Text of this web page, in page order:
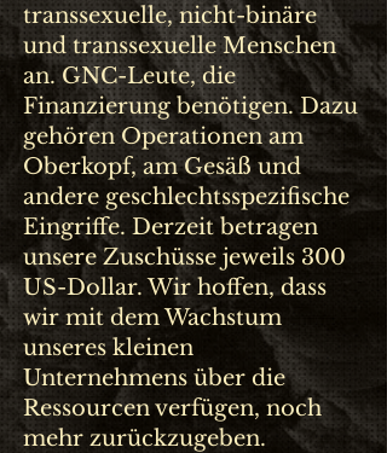
transsexuelle, nicht-binäre
und transsexuelle Menschen
an. GNC-Leute, die
Finanzierung benötigen. Dazu
gehören Operationen am
Oberkopf, am Gesäß und
andere geschlechtsspezifische
Eingriffe. Derzeit betragen
unsere Zuschüsse jeweils 300
US-Dollar. Wir hoffen, dass
wir mit dem Wachstum
unseres kleinen
Unternehmens über die
Ressourcen verfügen, noch
mehr zurückzugeben.